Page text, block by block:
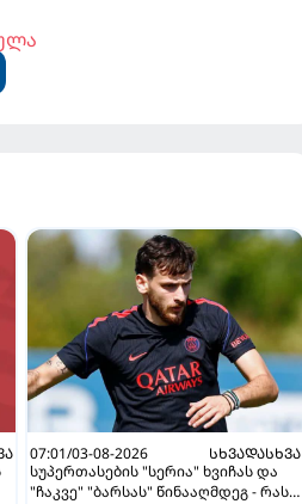
07:01/03-08-2026
ᲡᲮᲕᲐᲓᲐᲡᲮᲕᲐ
სუპერთასების "სერია" ხვიჩას და
"ჩაკვე" "ბარსას" წინააღმდეგ - რას